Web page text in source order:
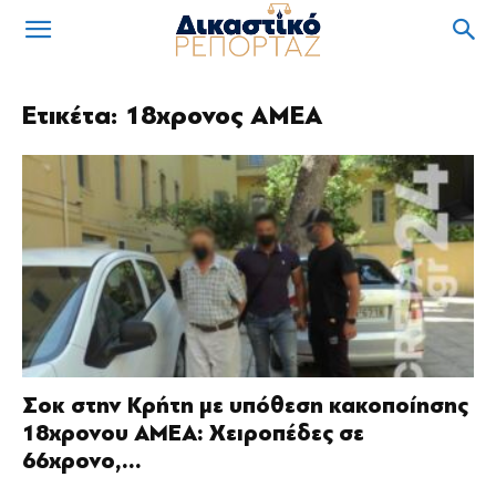
Ετικέτα: 18χρονος ΑΜΕΑ
Σοκ στην Κρήτη με υπόθεση κακοποίησης
18χρονου ΑΜΕΑ: Χειροπέδες σε
66χρονο,...